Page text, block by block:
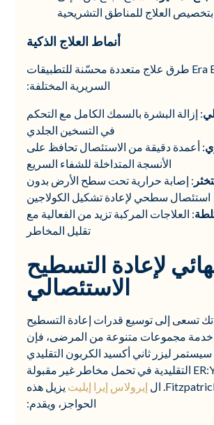
أنماط العلاج الذكية
تقدم Era Elite طرق علاج متعددة محسّنة للتطبيقات
السريرية المختلفة:
: إزالة البشرة بالسمك الكامل مع التحكم
في التسخين الجلدي
: أعمدة دقيقة من الاستئصال تحافظ على
الأنسجة المتداخلة للشفاء السريع
: إصابة حرارية تحت سطح الأرض بدون
استئصال سطحي لإعادة تشكيل الكولاجين
: العلاجات المركبة تزيد من الفعالية مع
تقليل المخاطر
لإعادة التسطيح
الاستئصالي
تسعى إلى توسيع قدرات إعادة التسطيح
خدمة مجموعات متنوعة من المرضى، فإن
سيستمر ليزر ثاني أكسيد الكربون التقليدي
وأنظمة ER:YAG التقليدية في تحمل مخاطر غير مقبولة
إيرولاس إيرا إيليت يزيل هذه
الحواجز، ويقدم: